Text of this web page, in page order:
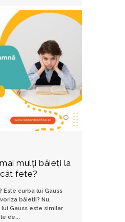
mulți băieți la
fete?
Este curba lui Gauss
băieții? Nu,
Gauss este similar
de...